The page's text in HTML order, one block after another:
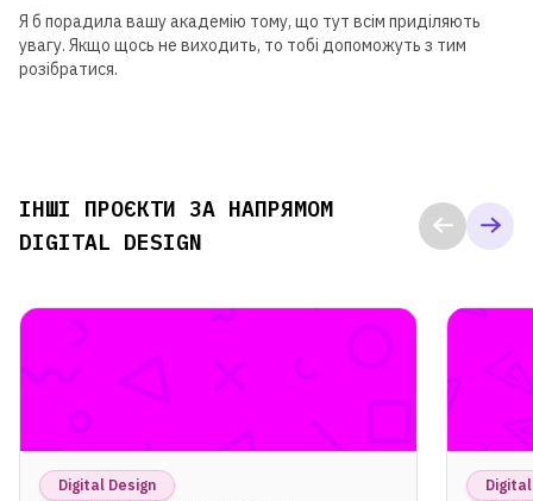
Я б порадила вашу академію тому, що тут всім приділяють
увагу. Якщо щось не виходить, то тобі допоможуть з тим
розібратися.
ІНШІ ПРОЄКТИ ЗА НАПРЯМОМ
DIGITAL DESIGN
Digital Design